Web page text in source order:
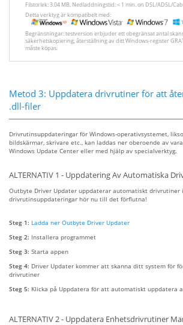
Filstorlek: 3.04 MB, Nedladdningstid: < 1 min. on DSL/ADSL/
Detta verktyg är kompatibelt med:
Begränsningar: testversion erbjuder ett obegränsat antal
säkerhetskopiering, återställning av ditt Windows-register
måste köpas.
Metod 3: Uppdatera drivrutiner för att
.dll-filer
Drivrutinsuppdateringar för Windows-operativsystemet,
bildskärmar, skrivare etc., kan laddas ner oberoende av
Windows Update Center eller med hjälp av specialverktyg.
ALTERNATIV 1 - Uppdatering Av Automatiska
Outbyte Driver Updater uppdaterar automatiskt drivrutiner
drivrutinsuppdateringar hör nu till det förflutna!
Steg 1: Ladda ner Outbyte Driver Updater
Steg 2: Installera programmet
Steg 3: Starta appen
Steg 4: Driver Updater kommer att skanna ditt system för
drivrutiner
Steg 5: Klicka på Uppdatera för att automatiskt uppdatera
ALTERNATIV 2 - Uppdatera Enhetsdrivrutiner